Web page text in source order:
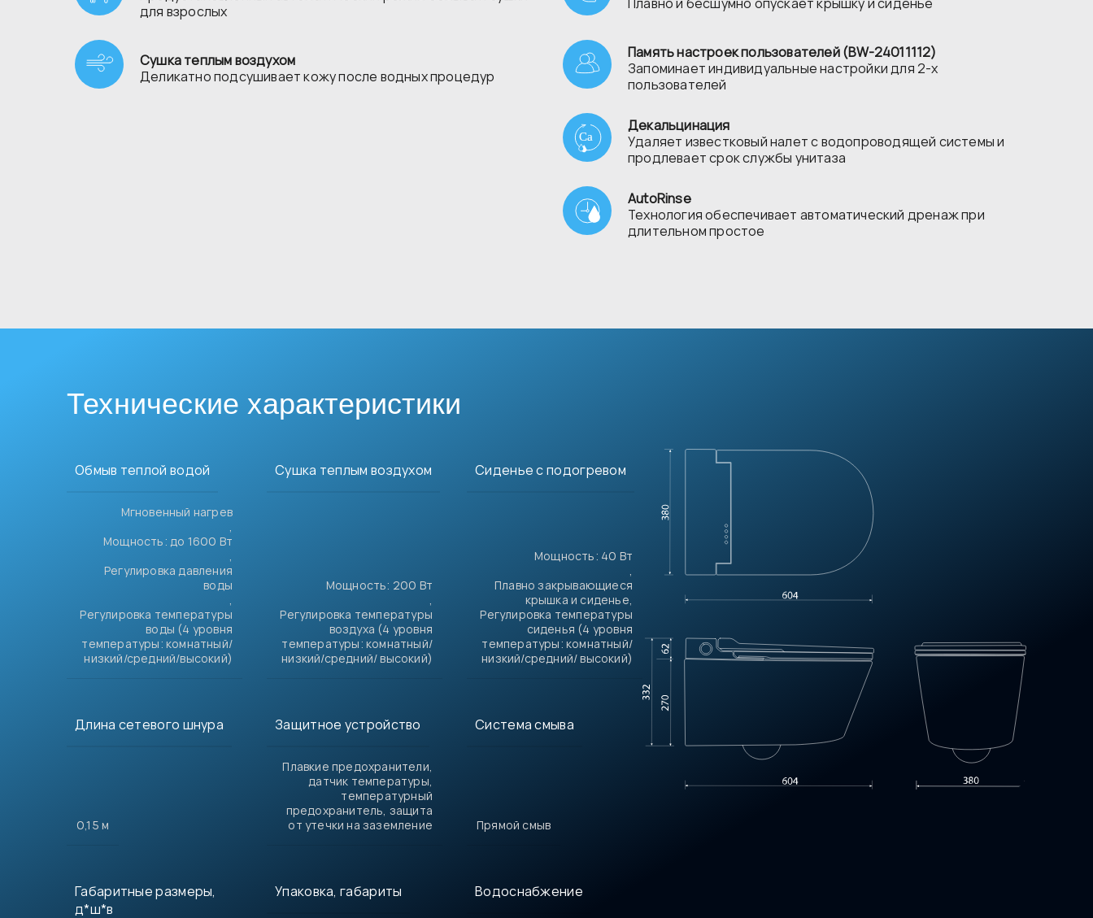
для взрослых
Сушка теплым воздухом
Деликатно подсушивает кожу после водных процедур
Память настроек пользователей (BW-24011112)
Запоминает индивидуальные настройки для 2-х
пользователей
Декальцинация
Удаляет известковый налет с водопроводящей системы и
продлевает срок службы унитаза
AutoRinse
Технология обеспечивает автоматический дренаж при
длительном простое
Технические характеристики
Обмыв теплой водой
Мгновенный нагрев
Мощность: до 1600 Вт
Регулировка давления
воды
Регулировка температуры
воды (4 уровня
температуры: комнатный/
низкий/средний/высокий)
Сушка теплым воздухом
Мощность: 200 Вт
Регулировка температуры
воздуха (4 уровня
температуры: комнатный/
низкий/средний/ высокий)
Сиденье с подогревом
Мощность: 40 Вт
Плавно закрывающиеся
крышка и сиденье,
Регулировка температуры
сиденья (4 уровня
температуры: комнатный/
низкий/средний/ высокий)
Длина сетевого шнура
0,15 м
Защитное устройство
Плавкие предохранители,
датчик температуры,
температурный
предохранитель, защита
от утечки на заземление
Система смыва
Прямой смыв
Габаритные размеры,
д*ш*в
Упаковка, габариты Водоснабжение